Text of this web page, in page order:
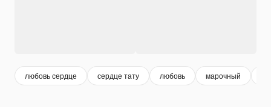
любовь сердце сердце тату любовь марочный